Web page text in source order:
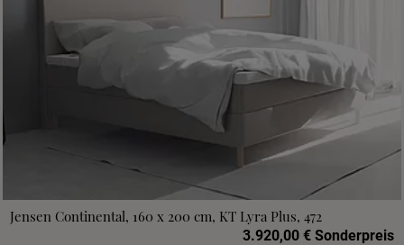
Jensen Continental, 160 x 200 cm, KT Lyra Plus, 472
3.920,00 € Sonderpreis